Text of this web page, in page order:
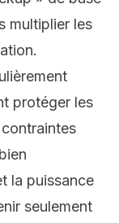
multiplier les
protéger les
la puissance
seulement